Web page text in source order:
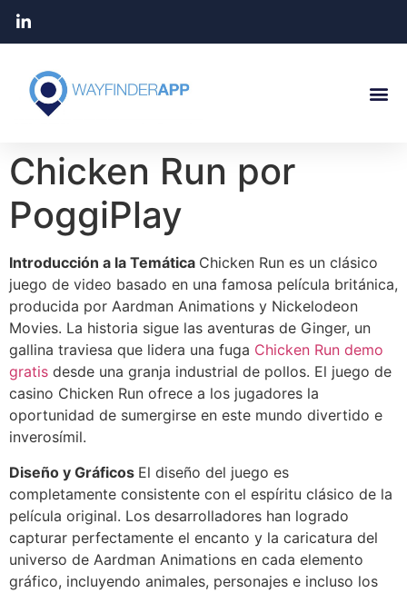
Chicken Run por
PoggiPlay
Introducción a la Temática Chicken Run es un clásico
juego de video basado en una famosa película británica,
producida por Aardman Animations y Nickelodeon
Movies. La historia sigue las aventuras de Ginger, un
gallina traviesa que lidera una fuga Chicken Run demo
gratis desde una granja industrial de pollos. El juego de
casino Chicken Run ofrece a los jugadores la
oportunidad de sumergirse en este mundo divertido e
inverosímil.
Diseño y Gráficos El diseño del juego es
completamente consistente con el espíritu clásico de la
película original. Los desarrolladores han logrado
capturar perfectamente el encanto y la caricatura del
universo de Aardman Animations en cada elemento
gráfico, incluyendo animales, personajes e incluso los